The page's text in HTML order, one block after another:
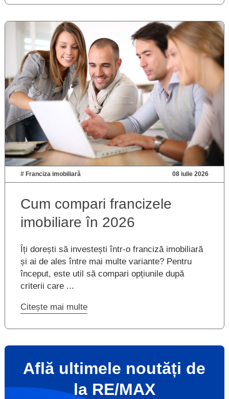
# Franciza imobiliară 08 iulie 2026
Cum compari francizele
imobiliare în 2026
Îți dorești să investești într-o franciză imobiliară
și ai de ales între mai multe variante? Pentru
început, este util să compari opțiunile după
criterii care ...
Citește mai multe
Află ultimele noutăți de
la RE/MAX